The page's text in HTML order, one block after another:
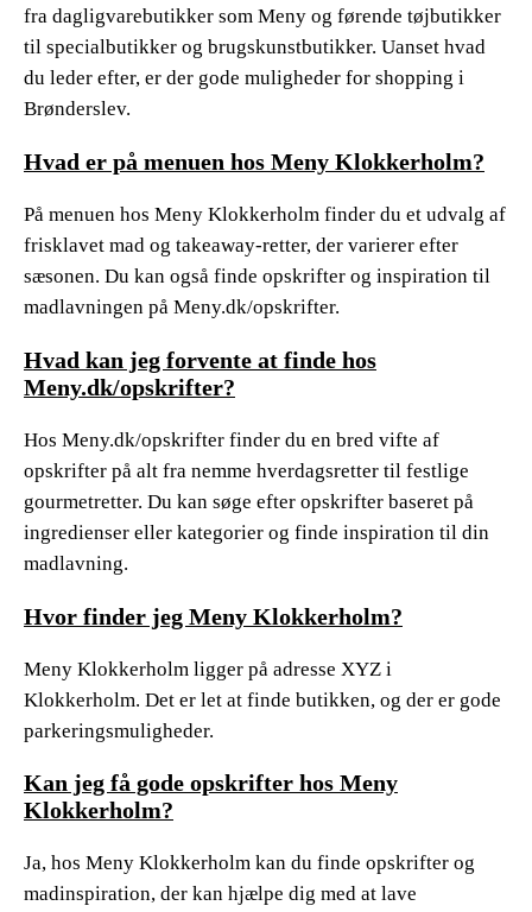
fra dagligvarebutikker som Meny og førende tøjbutikker
til specialbutikker og brugskunstbutikker. Uanset hvad
du leder efter, er der gode muligheder for shopping i
Brønderslev.
Hvad er på menuen hos Meny Klokkerholm?
På menuen hos Meny Klokkerholm finder du et udvalg af
frisklavet mad og takeaway-retter, der varierer efter
sæsonen. Du kan også finde opskrifter og inspiration til
madlavningen på Meny.dk/opskrifter.
Hvad kan jeg forvente at finde hos
Meny.dk/opskrifter?
Hos Meny.dk/opskrifter finder du en bred vifte af
opskrifter på alt fra nemme hverdagsretter til festlige
gourmetretter. Du kan søge efter opskrifter baseret på
ingredienser eller kategorier og finde inspiration til din
madlavning.
Hvor finder jeg Meny Klokkerholm?
Meny Klokkerholm ligger på adresse XYZ i
Klokkerholm. Det er let at finde butikken, og der er gode
parkeringsmuligheder.
Kan jeg få gode opskrifter hos Meny
Klokkerholm?
Ja, hos Meny Klokkerholm kan du finde opskrifter og
madinspiration, der kan hjælpe dig med at lave